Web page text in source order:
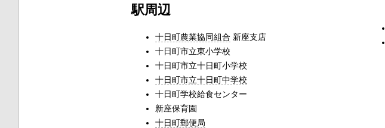
駅周辺
十日町農業協同組合 新座支店
十日町市立東小学校
十日町市立十日町小学校
十日町市立十日町中学校
十日町学校給食センター
新座保育園
十日町郵便局